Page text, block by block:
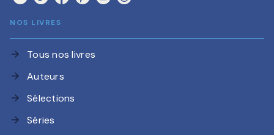
NOS LIVRES
arrow_forward Tous nos livres
arrow_forward Auteurs
arrow_forward Sélections
arrow_forward Séries